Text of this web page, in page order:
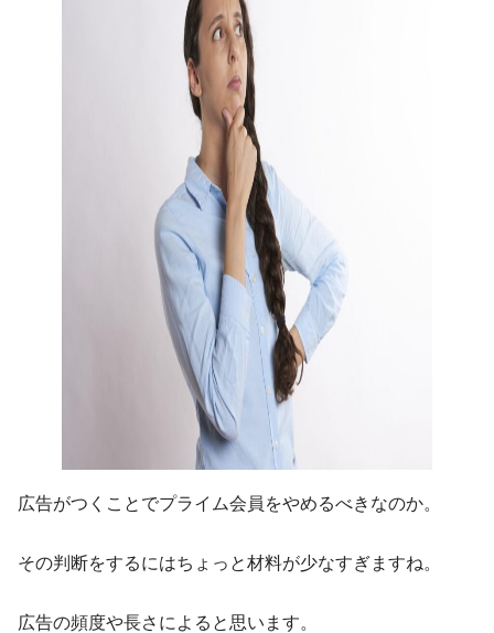
広告がつくことでプライム会員をやめるべきなのか。
その判断をするにはちょっと材料が少なすぎますね。
広告の頻度や長さによると思います。